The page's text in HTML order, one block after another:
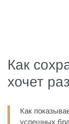
Как
хочет
Как
успешных